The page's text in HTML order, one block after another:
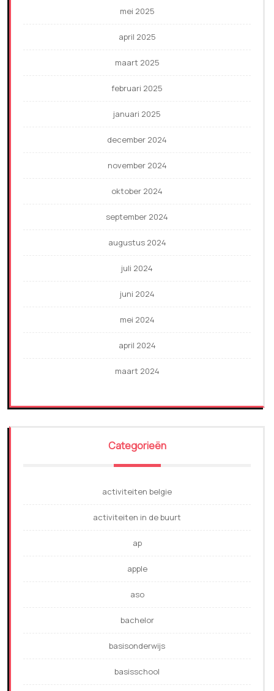
mei 2025
april 2025
maart 2025
februari 2025
januari 2025
december 2024
november 2024
oktober 2024
september 2024
augustus 2024
juli 2024
juni 2024
mei 2024
april 2024
maart 2024
Categorieën
activiteiten belgie
activiteiten in de buurt
ap
apple
aso
bachelor
basisonderwijs
basisschool